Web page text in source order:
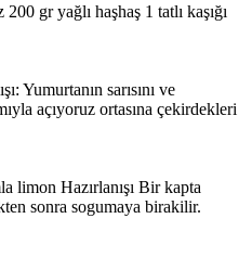
gr yağlı haşhaş 1 tatlı kaşığı
Yumurtanın sarısını ve
açıyoruz ortasına çekirdekleri
limon Hazırlanışı Bir kapta
sonra sogumaya birakilir.